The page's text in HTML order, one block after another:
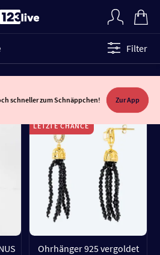
Filter
schneller zum Schnäppchen! Zur App
LETZTE CHANCE
Ohrhänger 925 vergoldet